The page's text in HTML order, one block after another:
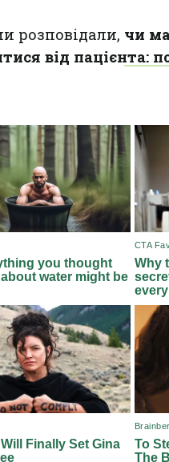
розповідали, чи
від пацієнта: